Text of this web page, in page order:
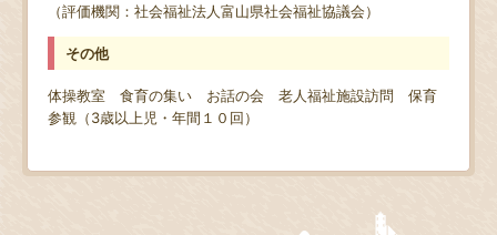
（評価機関：社会福祉法人富山県社会福祉協議会）
その他
体操教室 食育の集い お話の会 老人福祉施設訪問 保育
参観（3歳以上児・年間１０回）